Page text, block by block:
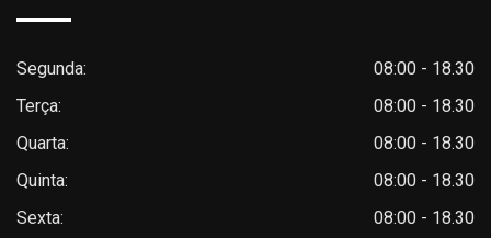
Segunda:
08:00 - 18.30
Terça:
08:00 - 18.30
Quarta:
08:00 - 18.30
Quinta:
08:00 - 18.30
Sexta:
08:00 - 18.30